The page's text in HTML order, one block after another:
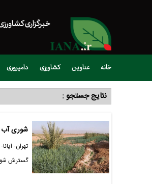
خبرگزاری
خانه عناوین کشاورزی دامپروری
نتایج جستجو :
شوری آب و خاک به
تهران-
گسترش